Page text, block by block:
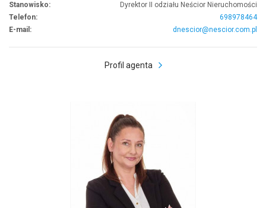
Stanowisko:
Dyrektor II odziału Neścior Nieruchomości
Telefon:
698978464
E-mail:
dnescior@nescior.com.pl
Profil agenta